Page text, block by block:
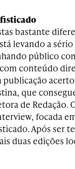
bastante
levando a
público
conteúdo
que
de Redação.
focada
Após ser
duas edições